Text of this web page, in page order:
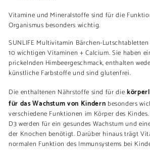
Vitamine und Mineralstoffe sind für die
Organismus besonders wichtig.
SUNLIFE Multivitamin Bärchen-
10 wichtigen Vitaminen + Calcium. Sie haben
prickelnden Himbeergeschmack, enthalten
künstliche Farbstoffe und sind glutenfrei.
Die enthaltenen Nährstoffe sind für die
für das Wachstum von Kindern besonders
verschiedene Funktionen im Körper des
D3 werden für ein gesundes Wachstum und
der Knochen benötigt. Darüber hinaus trägt
normalen Funktion des Immunsystems bei